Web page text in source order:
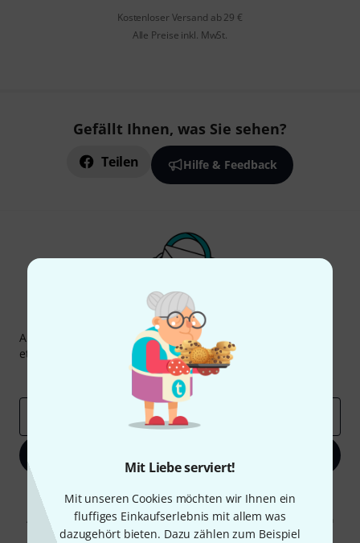
Mit Liebe serviert!
Mit unseren Cookies möchten wir Ihnen ein
fluffiges Einkaufserlebnis mit allem was
dazugehört bieten. Dazu zählen zum Beispiel
Kostenloser Versand ab 29 €
Alle Preise inkl. MwSt.
Gefällt Ihnen, was Sie sehen?
Teilen Hilfe & Feedback
Thomann Newsletter
Abonniere den Thomann Newsletter und gewinne mit
etwas Glück einen von
50 Gutscheinenüber jeweils
Inspirierende Beiträge
Deals
Mit Klick auf „Jetzt anmelden“ stimmen Sie dem Erhalt von E-Mail-
Werbung und einer Messung des E-Mail-Nutzungsverhaltens zu. Die
Abmeldung ist jederzeit möglich. Weitere Informationen finden Sie in
unserenDatenschutzhinweisen.